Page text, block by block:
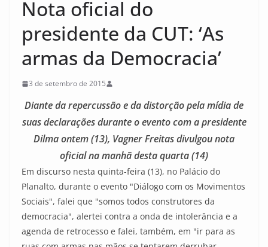
Nota oficial do
presidente da CUT: ‘As
armas da Democracia’
3 de setembro de 2015
Diante da repercussão e da distorção pela mídia de
suas declarações durante o evento com a presidente
Dilma ontem (13), Vagner Freitas divulgou nota
oficial na manhã desta quarta (14)
Em discurso nesta quinta-feira (13), no Palácio do
Planalto, durante o evento "Diálogo com os Movimentos
Sociais", falei que "somos todos construtores da
democracia", alertei contra a onda de intolerância e a
agenda de retrocesso e falei, também, em "ir para as